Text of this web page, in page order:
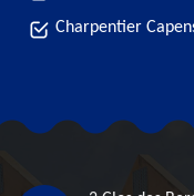
Charpentier